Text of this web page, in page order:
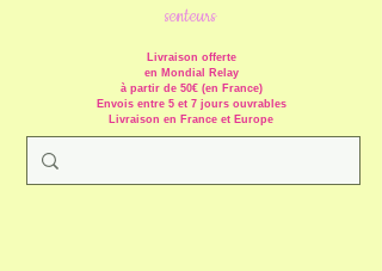
Livraison offerte
en Mondial Relay
à partir de 50€ (en France)
Envois entre 5 et 7 jours ouvrables
Livraison en France et Europe
senteurs